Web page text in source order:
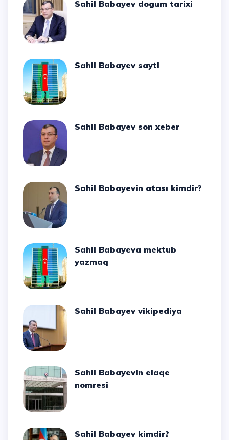
Sahil Babayev dogum tarixi
Sahil Babayev sayti
Sahil Babayev son xeber
Sahil Babayevin atası kimdir?
Sahil Babayeva mektub
yazmaq
Sahil Babayev vikipediya
Sahil Babayevin elaqe
nomresi
Sahil Babayev kimdir?